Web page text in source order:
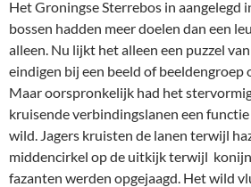
Het Groningse Sterrebos in aangelegd
bossen hadden meer doelen dan een
alleen. Nu lijkt het alleen een puzzel
eindigen bij een beeld of beeldengroep
Maar oorspronkelijk had het
kruisende verbindingslanen een
wild. Jagers kruisten de lanen terwijl
middencirkel op de uitkijk terwijl
fazanten werden opgejaagd. Het wild